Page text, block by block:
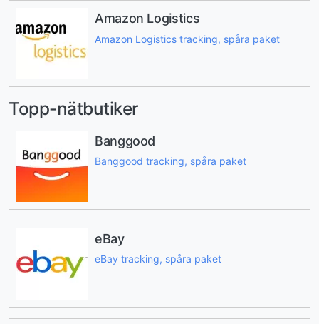
Amazon Logistics
Amazon Logistics tracking, spåra paket
Topp-nätbutiker
Banggood
Banggood tracking, spåra paket
eBay
eBay tracking, spåra paket